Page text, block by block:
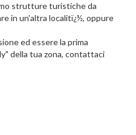
strutture turistiche da
in un'altra localitï¿½, oppure
ed essere la prima
della tua zona, contattaci